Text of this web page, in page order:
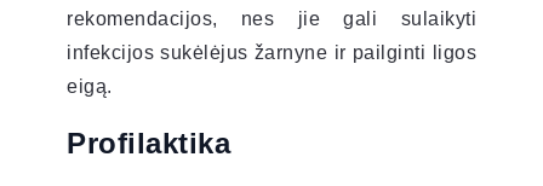
rekomendacijos, nes jie gali sulaikyti
infekcijos sukėlėjus žarnyne ir pailginti ligos
eigą.
Profilaktika